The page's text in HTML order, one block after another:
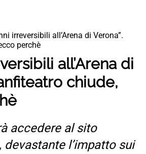
irreversibili all’Arena di Verona”.
perchè
all’Arena di
chiude,
accedere al sito
l’impatto sui